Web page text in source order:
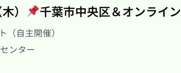
） 千葉市中央区＆オンライン
（自主開催）
ンター